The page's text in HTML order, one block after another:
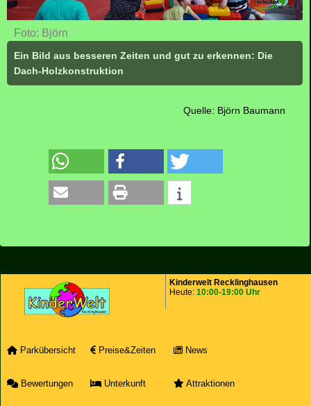
Foto: Björn
Ein Bild aus besseren Zeiten und gut zu erkennen: Die
Dach-Holzkonstruktion
Quelle: Björn Baumann
Kinderwelt Recklinghausen
Heute: 10:00-19:00 Uhr
Parkübersicht Preise&Zeiten News
Bewertungen Unterkunft Attraktionen